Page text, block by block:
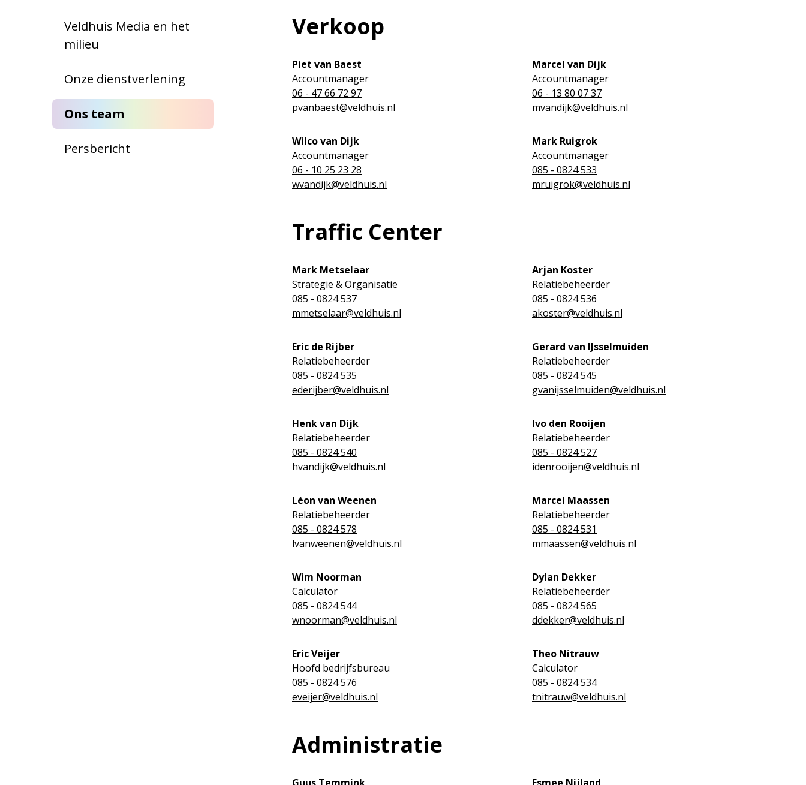
Verkoop
Piet van Baest
Accountmanager
06 - 47 66 72 97
pvanbaest@veldhuis.nl
Marcel van Dijk
Accountmanager
06 - 13 80 07 37
mvandijk@veldhuis.nl
Wilco van Dijk
Accountmanager
06 - 10 25 23 28
wvandijk@veldhuis.nl
Mark Ruigrok
Accountmanager
085 - 0824 533
mruigrok@veldhuis.nl
Traffic Center
Mark Metselaar
Strategie & Organisatie
085 - 0824 537
mmetselaar@veldhuis.nl
Arjan Koster
Relatiebeheerder
085 - 0824 536
akoster@veldhuis.nl
Eric de Rijber
Relatiebeheerder
085 - 0824 535
ederijber@veldhuis.nl
Gerard van IJsselmuiden
Relatiebeheerder
085 - 0824 545
gvanijsselmuiden@veldhuis.nl
Henk van Dijk
Relatiebeheerder
085 - 0824 540
hvandijk@veldhuis.nl
Ivo den Rooijen
Relatiebeheerder
085 - 0824 527
idenrooijen@veldhuis.nl
Léon van Weenen
Relatiebeheerder
085 - 0824 578
lvanweenen@veldhuis.nl
Marcel Maassen
Relatiebeheerder
085 - 0824 531
mmaassen@veldhuis.nl
Wim Noorman
Calculator
085 - 0824 544
wnoorman@veldhuis.nl
Dylan Dekker
Relatiebeheerder
085 - 0824 565
ddekker@veldhuis.nl
Eric Veijer
Hoofd bedrijfsbureau
085 - 0824 576
eveijer@veldhuis.nl
Theo Nitrauw
Calculator
085 - 0824 534
tnitrauw@veldhuis.nl
Administratie
Veldhuis Media en het
milieu
Onze dienstverlening
Ons team
Persbericht